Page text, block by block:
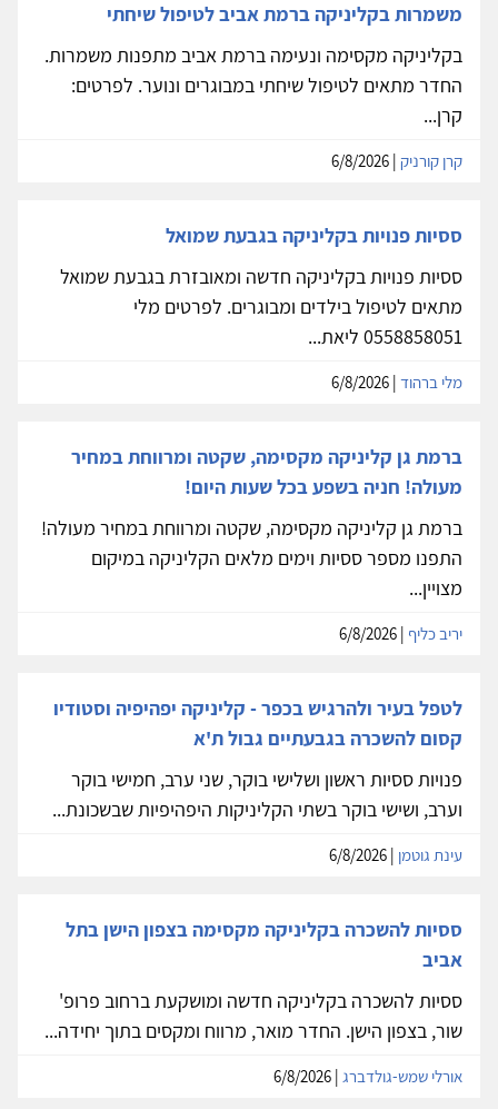
משמרות בקליניקה ברמת אביב לטיפול שיחתי
בקליניקה מקסימה ונעימה ברמת אביב מתפנות משמרות.
החדר מתאים לטיפול שיחתי במבוגרים ונוער. לפרטים:
קרן...
קרן קורניק
ססיות פנויות בקליניקה בגבעת שמואל
ססיות פנויות בקליניקה חדשה ומאובזרת בגבעת שמואל
מתאים לטיפול בילדים ומבוגרים. לפרטים מלי
0558858051 ליאת...
מלי ברהוד
ברמת גן קליניקה מקסימה, שקטה ומרווחת במחיר
מעולה! חניה בשפע בכל שעות היום!
ברמת גן קליניקה מקסימה, שקטה ומרווחת במחיר מעולה!
התפנו מספר ססיות וימים מלאים הקליניקה במיקום
מצויין...
יריב כליף
לטפל בעיר ולהרגיש בכפר - קליניקה יפהיפיה וסטודיו
קסום להשכרה בגבעתיים גבול ת'א
פנויות ססיות ראשון ושלישי בוקר, שני ערב, חמישי בוקר
וערב, ושישי בוקר בשתי הקליניקות היפהיפיות שבשכונת...
עינת גוטמן
ססיות להשכרה בקליניקה מקסימה בצפון הישן בתל
אביב
ססיות להשכרה בקליניקה חדשה ומושקעת ברחוב פרופ'
שור, בצפון הישן. החדר מואר, מרווח ומקסים בתוך יחידה...
אורלי שמש-גולדברג